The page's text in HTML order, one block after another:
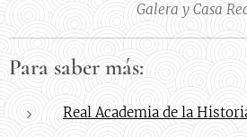
Galera y Casa
Para saber más:
Real Academia de la